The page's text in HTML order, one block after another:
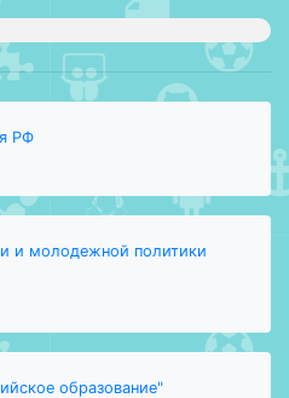
РФ
и молодежной политики
образование"